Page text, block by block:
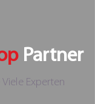
Partner
Experten